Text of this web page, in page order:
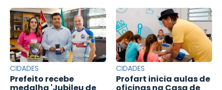
CIDADES
Prefeito recebe
CIDADES
Profart inicia aulas de